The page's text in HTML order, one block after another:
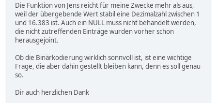
Die Funktion von Jens reicht für meine Zwecke mehr als aus,
weil der übergebende Wert stabil eine Dezimalzahl zwischen 1
und 16.383 ist. Auch ein NULL muss nicht behandelt werden,
die nicht zutreffenden Einträge wurden vorher schon
herausgejoint.
Ob die Binärkodierung wirklich sonnvoll ist, ist eine wichtige
Frage, die aber dahin gestellt bleiben kann, denn es soll genau
so.
Dir auch herzlichen Dank